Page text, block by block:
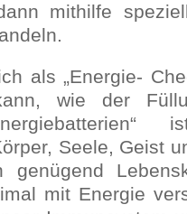
mithilfe
als „Energie-
wie der
Seele, Geist
genügend
mit Energie